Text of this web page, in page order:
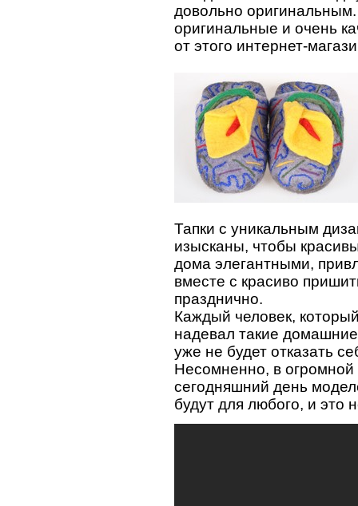
довольно
оригинальные и очень
от этого интернет-
Тапки с уникальным
изысканы, чтобы
дома элегантными,
вместе с красиво
празднично.
Каждый человек,
надевал такие
уже не будет отказать
Несомненно, в
сегодняшний день
будут для любого, и это